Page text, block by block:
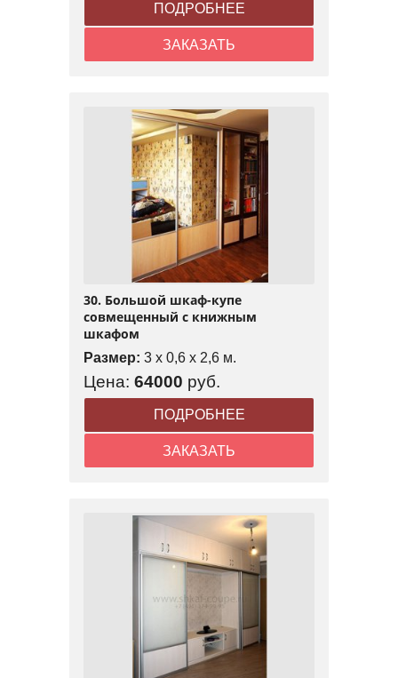
ПОДРОБНЕЕ
ЗАКАЗАТЬ
30. Большой шкаф-купе
совмещенный с книжным
шкафом
Размер: 3 x 0,6 x 2,6 м.
Цена: 64000 руб.
ПОДРОБНЕЕ
ЗАКАЗАТЬ